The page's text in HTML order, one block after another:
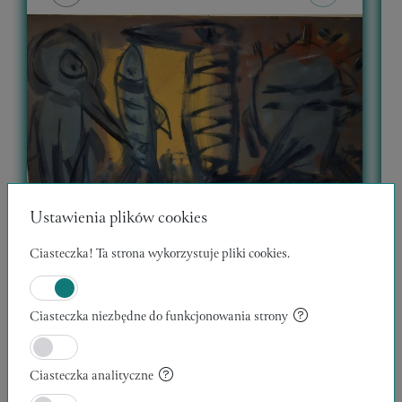
WĘDROWCY 12
30 x 40 x 1 cm
Kazimierz Klicki
Zweryfikowany Artysta
Ustawienia plików cookies
Ciasteczka! Ta strona wykorzystuje pliki cookies.
Ciasteczka niezbędne do funkcjonowania strony
Ciasteczka analityczne